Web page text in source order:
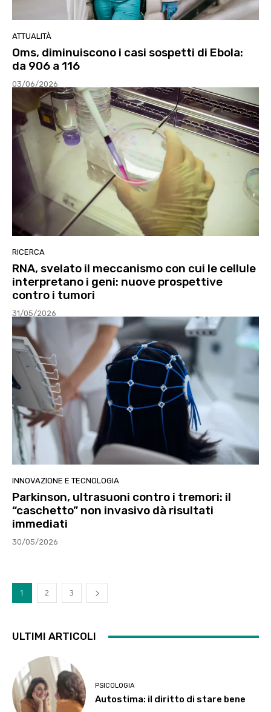
ATTUALITÀ
Oms, diminuiscono i casi sospetti di Ebola:
da 906 a 116
03/06/2026
RICERCA
RNA, svelato il meccanismo con cui le cellule
interpretano i geni: nuove prospettive
contro i tumori
31/05/2026
INNOVAZIONE E TECNOLOGIA
Parkinson, ultrasuoni contro i tremori: il
“caschetto” non invasivo dà risultati
immediati
30/05/2026
1 2 3
ULTIMI ARTICOLI
PSICOLOGIA
Autostima: il diritto di stare bene